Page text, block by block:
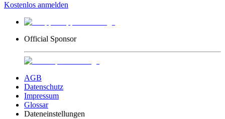
Kostenlos anmelden
Official Sponsor
AGB
Datenschutz
Impressum
Glossar
Dateneinstellungen